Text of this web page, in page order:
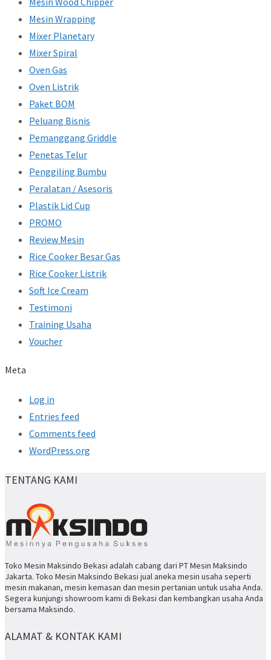
Mesin Wrapping
Mixer Planetary
Mixer Spiral
Oven Gas
Oven Listrik
Paket BOM
Peluang Bisnis
Pemanggang Griddle
Penetas Telur
Penggiling Bumbu
Peralatan / Asesoris
Plastik Lid Cup
PROMO
Review Mesin
Rice Cooker Besar Gas
Rice Cooker Listrik
Soft Ice Cream
Testimoni
Training Usaha
Voucher
Meta
Log in
Entries feed
Comments feed
WordPress.org
TENTANG KAMI
Toko Mesin Maksindo Bekasi adalah cabang dari PT Mesin Maksindo
Jakarta. Toko Mesin Maksindo Bekasi jual aneka mesin usaha seperti
mesin makanan, mesin kemasan dan mesin pertanian untuk usaha Anda.
Segera kunjungi showroom kami di Bekasi dan kembangkan usaha Anda
bersama Maksindo.
ALAMAT & KONTAK KAMI